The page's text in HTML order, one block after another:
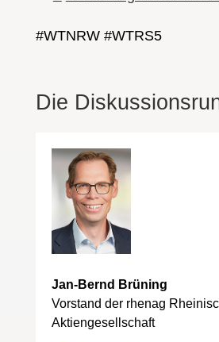
#WTNRW #WTRS5
Die
Jan-Bernd Brüning
Vorstand der rhenag
Aktiengesellschaft